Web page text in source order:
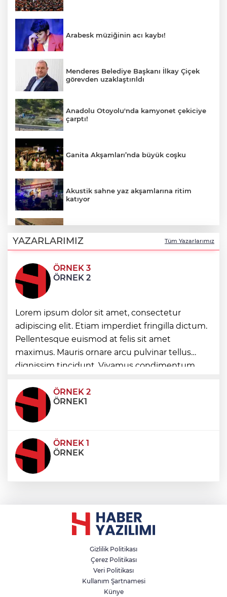
Arabesk müziğinin acı kaybı!
Menderes Belediye Başkanı İlkay Çiçek
görevden uzaklaştırıldı
Anadolu Otoyolu'nda kamyonet çekiciye
çarptı!
Ganita Akşamları’nda büyük coşku
Akustik sahne yaz akşamlarına ritim
katıyor
Kırsal yollara neşter
Denizli'de 160 milyon TL’lik alt ve üstyapı
yatırımı
Şampiyonlar, İETT ile İstanbul’da
Ayvalık’ta üretici ve el emeği pazarı renk
katıyor
YAZARLARIMIZ Tüm Yazarlarımız
ÖRNEK 3
ÖRNEK 2
Lorem ipsum dolor sit amet, consectetur
adipiscing elit. Etiam imperdiet fringilla dictum.
Pellentesque euismod at felis sit amet
maximus. Mauris ornare arcu pulvinar tellus
dignissim tincidunt. Vivamus condimentum
condimentum eros et, faucibus sapien. Praese
ÖRNEK 2
ÖRNEK1
ÖRNEK 1
ÖRNEK
Gizlilik Politikası
Çerez Politikası
Veri Politikası
Kullanım Şartnamesi
Künye